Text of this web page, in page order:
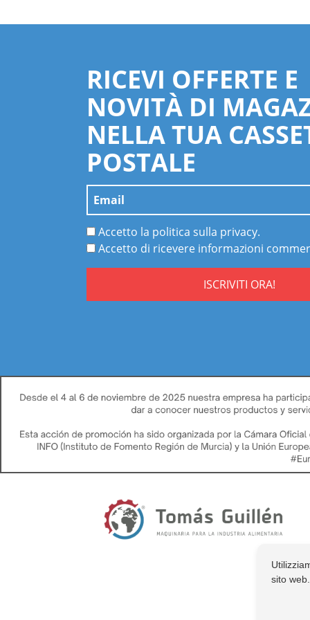
RICEVI OFFERTE E
NOVITÀ DI
NELLA TUA
POSTALE
Accetto la politica sulla privacy.
Accetto di ricevere informazioni
ISCRIVITI ORA!
sito web.